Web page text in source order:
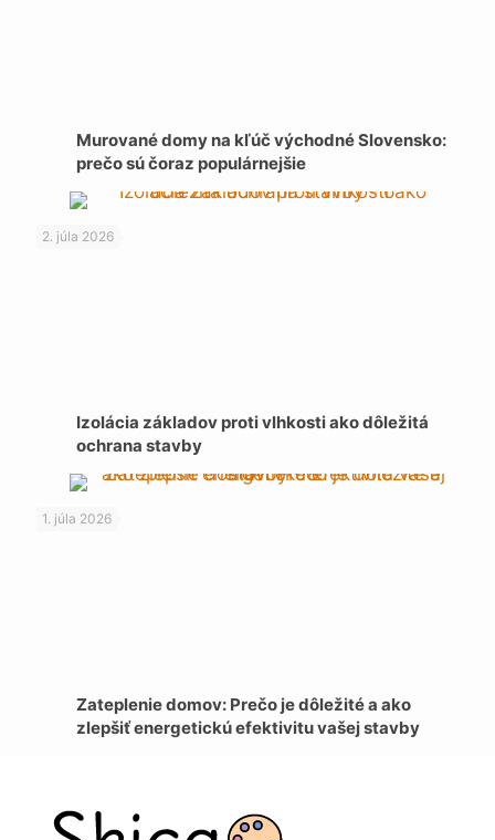
Murované domy na kľúč východné Slovensko:
prečo sú čoraz populárnejšie
2. júla 2026
Izolácia základov proti vlhkosti ako dôležitá
ochrana stavby
1. júla 2026
Zateplenie domov: Prečo je dôležité a ako
zlepšiť energetickú efektivitu vašej stavby